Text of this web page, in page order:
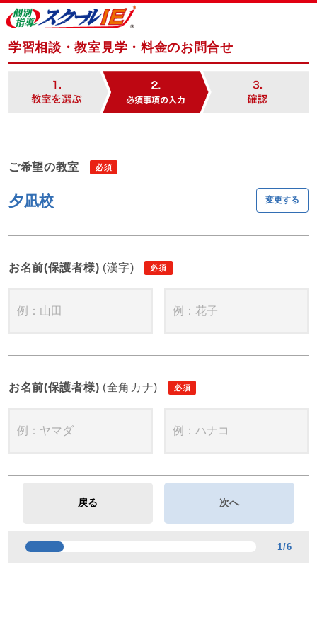
学習相談・教室見学・料金のお問合せ
ご希望の教室
夕凪校 変更する
お名前(保護者様) (漢字)
お名前(保護者様) (全角カナ)
1/6